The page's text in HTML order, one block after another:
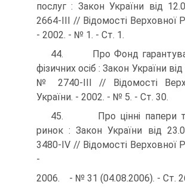
послуг : Закон України від
2664-ІІІ // Відомості Верховної
- 2002. - № 1. - Ст. 1.
44. Про Фонд
фізичних осіб : Закон України
№ 2740-ІІІ // Відомості
України. - 2002. - № 5. - Ст. 30.
45. Про цінні папери
ринок : Закон України від
3480-IV // Відомості Верховної
-
2006. - № 31 (04.08.2006). - Ст.